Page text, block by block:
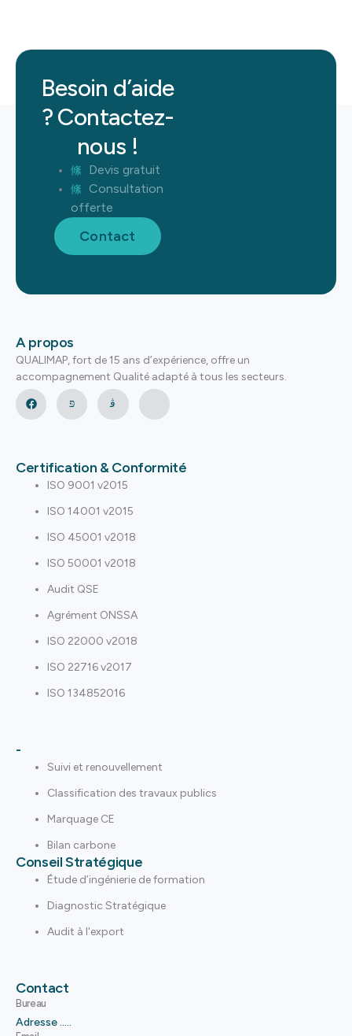
Besoin d’aide
? Contactez-
nous !
Devis gratuit
Consultation
offerte
Contact
A propos
QUALIMAP, fort de 15 ans d’expérience, offre un
accompagnement Qualité adapté à tous les secteurs.
Certification & Conformité
ISO 9001 v2015
ISO 14001 v2015
ISO 45001 v2018
ISO 50001 v2018
Audit QSE
Agrément ONSSA
ISO 22000 v2018
ISO 22716 v2017
ISO 134852016
-
Suivi et renouvellement
Classification des travaux publics
Marquage CE
Bilan carbone
Conseil Stratégique
Étude d’ingénierie de formation
Diagnostic Stratégique
Audit à l'export
Contact
Bureau
Adresse .....